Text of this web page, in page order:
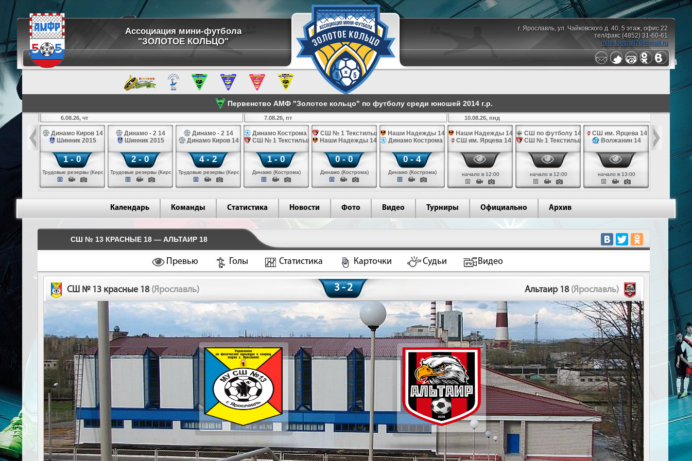
Ассоциация мини-футбола
"ЗОЛОТОЕ КОЛЬЦО"
г. Ярославль, ул. Чайковского д. 40, 5 этаж, офис 22
тел/факс (4852) 31-60-61
mini-football76@mail.ru
Первенство АМФ "Золотое кольцо" по футболу среди юношей 2014 г.р.
белые 14
6.08.26, чт
Динамо Киров 14
Шинник 2015
1 - 0
Трудовые резервы (Киров)
Динамо - 2 14
Шинник 2015
2 - 0
Трудовые резервы (Киров)
Динамо - 2 14
Динамо Киров 14
4 - 2
Трудовые резервы (Киров)
7.08.26, пт
Динамо Кострома 14
СШ № 1 Текстильщик 14
1 - 0
Динамо (Кострома)
СШ № 1 Текстильщик 14
Наши Надежды 14
0 - 0
Динамо (Кострома)
Наши Надежды 14
Динамо Кострома 14
0 - 4
Динамо (Кострома)
10.08.26, пнд
Наши Надежды 14
СШ им. Ярцева 14
начало в 12:00
СШ по футболу 14
СШ № 1 Текстильщик 14
начало в 12:00
СШ им. Ярцева 14
Волжанин 14
начало в 13:00
Календарь Команды Статистика Новости Фото Видео Турниры Официально Архив
СШ № 13 КРАСНЫЕ 18 — АЛЬТАИР 18
Превью Голы Статистика Карточки Судьи Видео
СШ № 13 красные 18 (Ярославль) 3 - 2 Альтаир 18 (Ярославль)